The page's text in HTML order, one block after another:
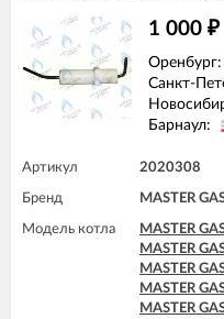
1 000 ₽
Оренбург:
Санкт-
Барнаул:
Артикул 2020308
Бренд MASTER
Модель котла
MASTER
MASTER
MASTER
MASTER
MASTER